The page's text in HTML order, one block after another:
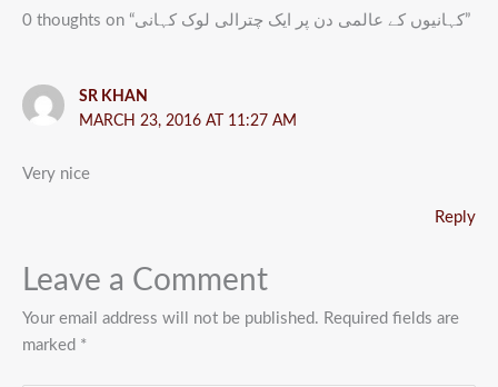
0 thoughts on “کہانیوں کے عالمی دن پر ایک چترالی لوک کہانی”
SR KHAN
MARCH 23, 2016 AT 11:27 AM
Very nice
Reply
Leave a Comment
Your email address will not be published. Required fields are
marked *